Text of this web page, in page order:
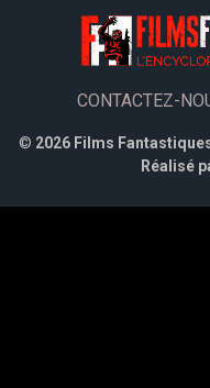
CONTACTEZ-
© 2026 Films
Réalisé